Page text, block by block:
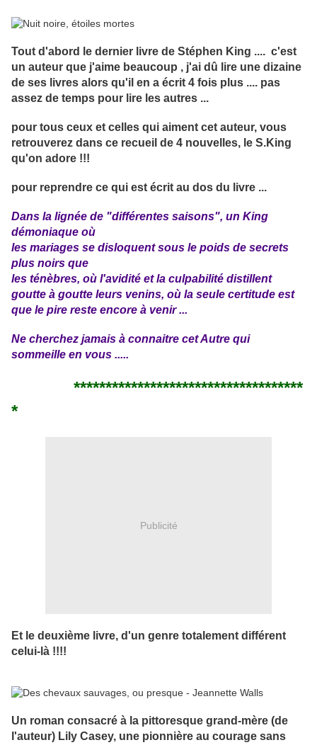
Tout d'abord le dernier livre de Stéphen King .... c'est
un auteur que j'aime beaucoup , j'ai dû lire une dizaine
de ses livres alors qu'il en a écrit 4 fois plus .... pas
assez de temps pour lire les autres ...
pour tous ceux et celles qui aiment cet auteur, vous
retrouverez dans ce recueil de 4 nouvelles, le S.King
qu'on adore !!!
pour reprendre ce qui est écrit au dos du livre ...
Dans la lignée de "différentes saisons", un King
démoniaque où
les mariages se disloquent sous le poids de secrets
plus noirs que
les ténèbres, où l'avidité et la culpabilité distillent
goutte à goutte leurs venins, où la seule certitude est
que le pire reste encore à venir ...
Ne cherchez jamais à connaitre cet Autre qui
sommeille en vous .....
************************************
*
Publicité
Et le deuxième livre, d'un genre totalement différent
celui-là !!!!
Un roman consacré à la pittoresque grand-mère (de
l'auteur) Lily Casey, une pionnière au courage sans